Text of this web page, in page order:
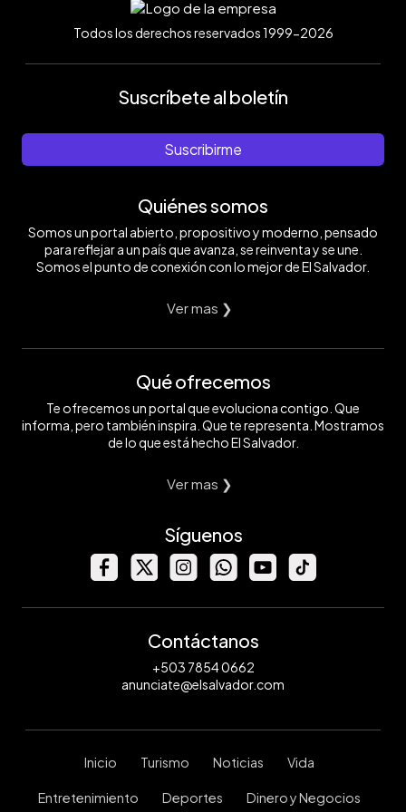
Todos los derechos reservados 1999-2026
Suscríbete al boletín
Suscribirme
Quiénes somos
Somos un portal abierto, propositivo y moderno, pensado
para reflejar a un país que avanza, se reinventa y se une.
Somos el punto de conexión con lo mejor de El Salvador.
Ver mas ❯
Qué ofrecemos
Te ofrecemos un portal que evoluciona contigo. Que
informa, pero también inspira. Que te representa. Mostramos
de lo que está hecho El Salvador.
Ver mas ❯
Síguenos
Contáctanos
+503 7854 0662
anunciate@elsalvador.com
Inicio Turismo Noticias Vida
Entretenimiento Deportes Dinero y Negocios